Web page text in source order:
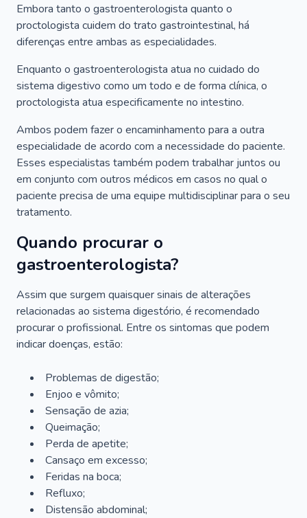
Embora tanto o gastroenterologista quanto o
proctologista cuidem do trato gastrointestinal, há
diferenças entre ambas as especialidades.
Enquanto o gastroenterologista atua no cuidado do
sistema digestivo como um todo e de forma clínica, o
proctologista atua especificamente no intestino.
Ambos podem fazer o encaminhamento para a outra
especialidade de acordo com a necessidade do paciente.
Esses especialistas também podem trabalhar juntos ou
em conjunto com outros médicos em casos no qual o
paciente precisa de uma equipe multidisciplinar para o seu
tratamento.
Quando procurar o
gastroenterologista?
Assim que surgem quaisquer sinais de alterações
relacionadas ao sistema digestório, é recomendado
procurar o profissional. Entre os sintomas que podem
indicar doenças, estão:
Problemas de digestão;
Enjoo e vômito;
Sensação de azia;
Queimação;
Perda de apetite;
Cansaço em excesso;
Feridas na boca;
Refluxo;
Distensão abdominal;